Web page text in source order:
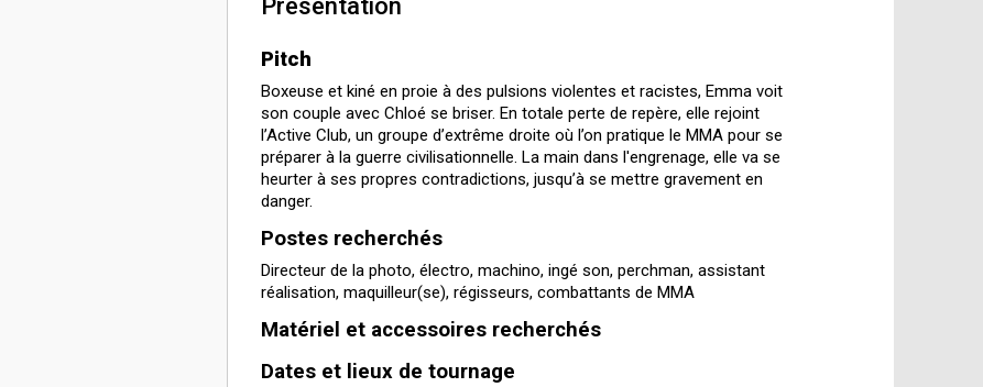
Présentation
Pitch
Boxeuse et kiné en proie à des pulsions violentes et racistes, Emma voit
son couple avec Chloé se briser. En totale perte de repère, elle rejoint
l’Active Club, un groupe d’extrême droite où l’on pratique le MMA pour se
préparer à la guerre civilisationnelle. La main dans l'engrenage, elle va se
heurter à ses propres contradictions, jusqu’à se mettre gravement en
danger.
Postes recherchés
Directeur de la photo, électro, machino, ingé son, perchman, assistant
réalisation, maquilleur(se), régisseurs, combattants de MMA
Matériel et accessoires recherchés
Dates et lieux de tournage